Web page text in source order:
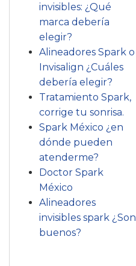
invisibles: ¿Qué
marca debería
elegir?
Alineadores Spark o
Invisalign ¿Cuáles
debería elegir?
Tratamiento Spark,
corrige tu sonrisa.
Spark México ¿en
dónde pueden
atenderme?
Doctor Spark
México
Alineadores
invisibles spark ¿Son
buenos?